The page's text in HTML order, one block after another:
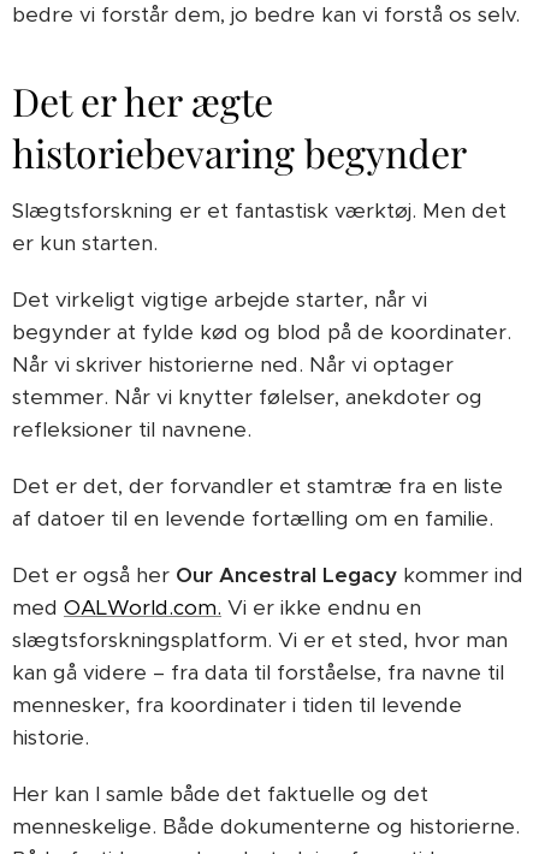
bedre vi forstår dem, jo bedre kan vi forstå os selv.
Det er her ægte
historiebevaring begynder
Slægtsforskning er et fantastisk værktøj. Men det
er kun starten.
Det virkeligt vigtige arbejde starter, når vi
begynder at fylde kød og blod på de koordinater.
Når vi skriver historierne ned. Når vi optager
stemmer. Når vi knytter følelser, anekdoter og
refleksioner til navnene.
Det er det, der forvandler et stamtræ fra en liste
af datoer til en levende fortælling om en familie.
Det er også her Our Ancestral Legacy kommer ind
med OALWorld.com. Vi er ikke endnu en
slægtsforskningsplatform. Vi er et sted, hvor man
kan gå videre – fra data til forståelse, fra navne til
mennesker, fra koordinater i tiden til levende
historie.
Her kan I samle både det faktuelle og det
menneskelige. Både dokumenterne og historierne.